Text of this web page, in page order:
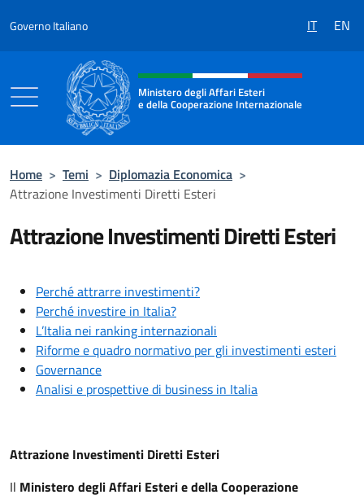
Governo Italiano IT EN
Intestazione sito, social e menù
Ministero degli Affari Esteri
e della Cooperazione Internazionale
Home > Temi > Diplomazia Economica >
Attrazione Investimenti Diretti Esteri
Attrazione Investimenti Diretti Esteri
Perché attrarre investimenti?
Perché investire in Italia?
L’Italia nei ranking internazionali
Riforme e quadro normativo per gli investimenti esteri
Governance
Analisi e prospettive di business in Italia
Attrazione Investimenti Diretti Esteri
Il Ministero degli Affari Esteri e della Cooperazione